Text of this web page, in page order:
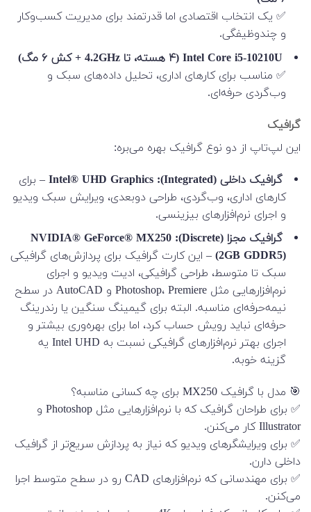
✅ یک انتخاب اقتصادی اما قدرتمند برای مدیریت کسب‌وکار
و چندوظیفگی.
✅ مناسب برای کارهای اداری، تحلیل داده‌های سبک و
وب‌گردی حرفه‌ای.
گرافیک
این لپ‌تاپ از دو نوع گرافیک بهره می‌بره:
گرافیک داخلی (Integrated): Intel® UHD Graphics
– برای
کارهای اداری، وب‌گردی، طراحی دوبعدی، ویرایش سبک ویدیو
و اجرای نرم‌افزارهای بیزینسی.
گرافیک مجزا (Discrete): NVIDIA® GeForce® MX250
(2GB GDDR5)– این کارت گرافیک برای پردازش‌های گرافیکی
سبک تا متوسط، طراحی گرافیکی، ادیت ویدیو و اجرای
نرم‌افزارهایی مثل Photoshop، Premiere و AutoCAD در سطح
نیمه‌حرفه‌ای مناسبه. البته برای گیمینگ سنگین یا رندرینگ
حرفه‌ای نباید رویش حساب کرد، اما برای بهره‌وری بیشتر و
اجرای بهتر نرم‌افزارهای گرافیکی نسبت به Intel UHD یه
گزینه خوبه.
🎯 مدل با گرافیک MX250 برای چه کسانی مناسبه؟
✅ برای طراحان گرافیک که با نرم‌افزارهایی مثل Photoshop و
Illustrator کار می‌کنن.
✅ برای ویرایشگرهای ویدیو که نیاز به پردازش سریع‌تر از گرافیک
داخلی دارن.
✅ برای مهندسانی که نرم‌افزارهای CAD رو در سطح متوسط اجرا
می‌کنن.